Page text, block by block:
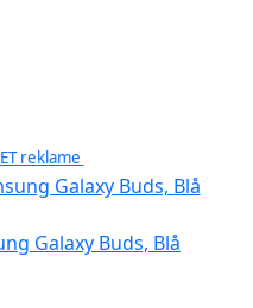
reklame
Galaxy Buds, Blå